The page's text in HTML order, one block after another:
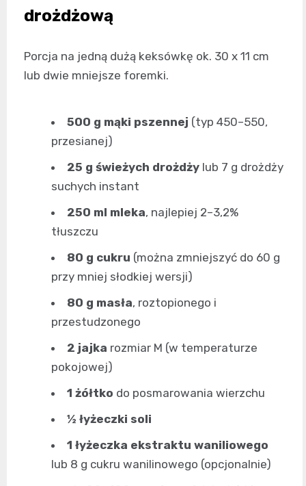
drożdżową
Porcja na jedną dużą keksówkę ok. 30 x 11 cm
lub dwie mniejsze foremki.
500 g mąki pszennej (typ 450–550,
przesianej)
25 g świeżych drożdży lub 7 g drożdży
suchych instant
250 ml mleka, najlepiej 2–3,2%
tłuszczu
80 g cukru (można zmniejszyć do 60 g
przy mniej słodkiej wersji)
80 g masła, roztopionego i
przestudzonego
2 jajka rozmiar M (w temperaturze
pokojowej)
1 żółtko do posmarowania wierzchu
½ łyżeczki soli
1 łyżeczka ekstraktu waniliowego
lub 8 g cukru wanilinowego (opcjonalnie)